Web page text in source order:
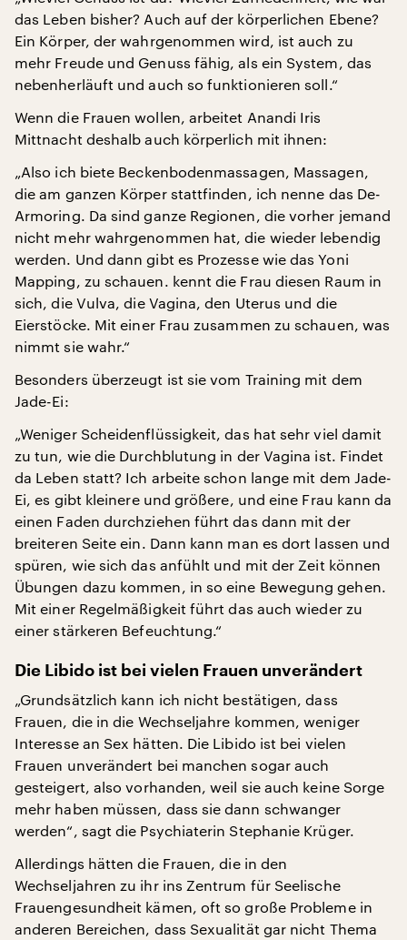
das Leben bisher? Auch auf der körperlichen Ebene?
Ein Körper, der wahrgenommen wird, ist auch zu
mehr Freude und Genuss fähig, als ein System, das
nebenherläuft und auch so funktionieren soll.“
Wenn die Frauen wollen, arbeitet Anandi Iris
Mittnacht deshalb auch körperlich mit ihnen:
„Also ich biete Beckenbodenmassagen, Massagen,
die am ganzen Körper stattfinden, ich nenne das De-
Armoring. Da sind ganze Regionen, die vorher jemand
nicht mehr wahrgenommen hat, die wieder lebendig
werden. Und dann gibt es Prozesse wie das Yoni
Mapping, zu schauen. kennt die Frau diesen Raum in
sich, die Vulva, die Vagina, den Uterus und die
Eierstöcke. Mit einer Frau zusammen zu schauen, was
nimmt sie wahr.“
Besonders überzeugt ist sie vom Training mit dem
Jade-Ei:
„Weniger Scheidenflüssigkeit, das hat sehr viel damit
zu tun, wie die Durchblutung in der Vagina ist. Findet
da Leben statt? Ich arbeite schon lange mit dem Jade-
Ei, es gibt kleinere und größere, und eine Frau kann da
einen Faden durchziehen führt das dann mit der
breiteren Seite ein. Dann kann man es dort lassen und
spüren, wie sich das anfühlt und mit der Zeit können
Übungen dazu kommen, in so eine Bewegung gehen.
Mit einer Regelmäßigkeit führt das auch wieder zu
einer stärkeren Befeuchtung.“
Die Libido ist bei vielen Frauen unverändert
„Grundsätzlich kann ich nicht bestätigen, dass
Frauen, die in die Wechseljahre kommen, weniger
Interesse an Sex hätten. Die Libido ist bei vielen
Frauen unverändert bei manchen sogar auch
gesteigert, also vorhanden, weil sie auch keine Sorge
mehr haben müssen, dass sie dann schwanger
werden“, sagt die Psychiaterin Stephanie Krüger.
Allerdings hätten die Frauen, die in den
Wechseljahren zu ihr ins Zentrum für Seelische
Frauengesundheit kämen, oft so große Probleme in
anderen Bereichen, dass Sexualität gar nicht Thema